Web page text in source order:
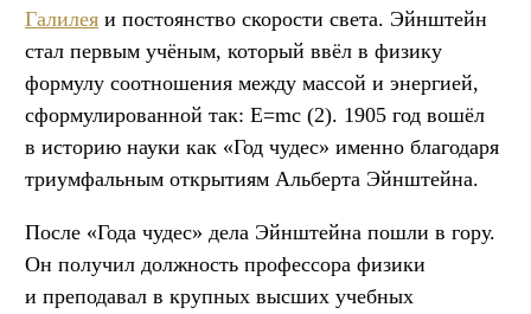
Галилея и постоянство скорости света. Эйнштейн
стал первым учёным, который ввёл в физику
формулу соотношения между массой и энергией,
сформулированной так: Е=mc (2). 1905 год вошёл
в историю науки как «Год чудес» именно благодаря
триумфальным открытиям Альберта Эйнштейна.
После «Года чудес» дела Эйнштейна пошли в гору.
Он получил должность профессора физики
и преподавал в крупных высших учебных